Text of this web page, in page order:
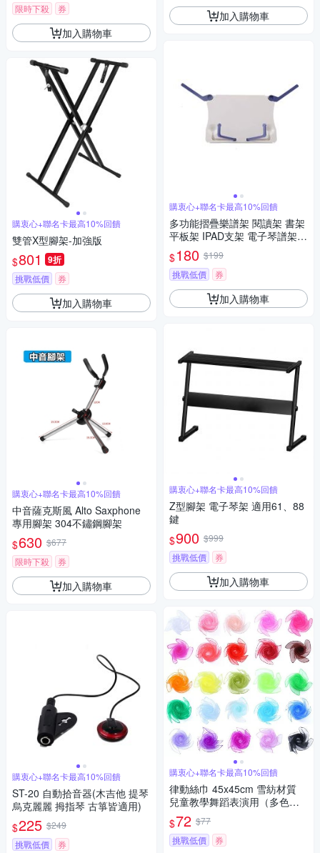
限時下殺 券
加入購物車
購衷心+聯名卡最高10%回饋
雙管X型腳架-加強版
$801 9折
挑戰低價 券
加入購物車
購衷心+聯名卡最高10%回饋
中音薩克斯風 Alto Saxphone
專用腳架 304不鏽鋼腳架
$630 $677
限時下殺
券
加入購物車
購衷心+聯名卡最高10%回饋
ST-20 自動拾音器(木吉他 提琴
烏克麗麗 拇指琴 古箏皆適用)
$225 $249
挑戰低價
券
加入購物車
購衷心+聯名卡最高10%回饋
多功能摺疊樂譜架 閱讀架 書架
平板架 IPAD支架 電子琴譜架
鋼琴譜架 桌上譜架
$180 $199
挑戰低價
券
加入購物車
購衷心+聯名卡最高10%回饋
Z型腳架 電子琴架 適用61、88
鍵
$900 $999
挑戰低價
券
加入購物車
購衷心+聯名卡最高10%回饋
律動絲巾 45x45cm 雪紡材質
兒童教學舞蹈表演用（多色可
選）
$72 $77
挑戰低價
券